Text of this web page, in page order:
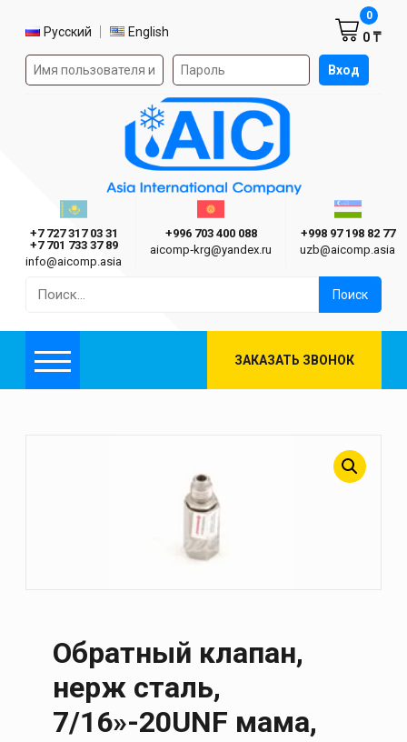
Выбор языка
Русский English
Форма авторизации на сайте Вход
0 ₸
0
Asia International Company
Казахстан г. Алматы
+7 727 317 03 31
+7 701 733 37 89
info@aicomp.asia
Киргизия г. Бишкек
+996 703 400 088
aicomp‑krg@yandex.ru
+998 97 198 82 77
uzb@aicomp.asia
Меню ЗАКАЗАТЬ ЗВОНОК
Обратный клапан,
нерж сталь,
7/16»-20UNF мама,